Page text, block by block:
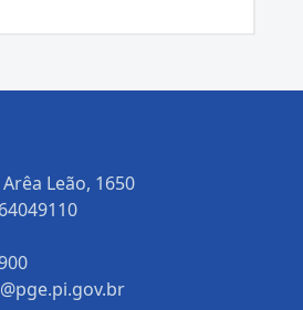
Leão, 1650